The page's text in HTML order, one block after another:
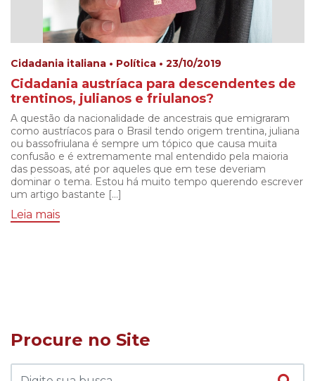
Cidadania italiana • Política • 23/10/2019
Cidadania austríaca para descendentes de
trentinos, julianos e friulanos?
A questão da nacionalidade de ancestrais que emigraram
como austríacos para o Brasil tendo origem trentina, juliana
ou bassofriulana é sempre um tópico que causa muita
confusão e é extremamente mal entendido pela maioria
das pessoas, até por aqueles que em tese deveriam
dominar o tema. Estou há muito tempo querendo escrever
um artigo bastante […]
Leia mais
Procure no Site